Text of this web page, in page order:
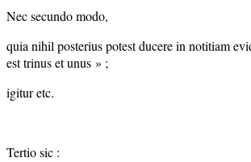
Nec secundo modo,
quia nihil posterius potest ducere in notitiam
est trinus et unus » ;
igitur etc.
Tertio sic :